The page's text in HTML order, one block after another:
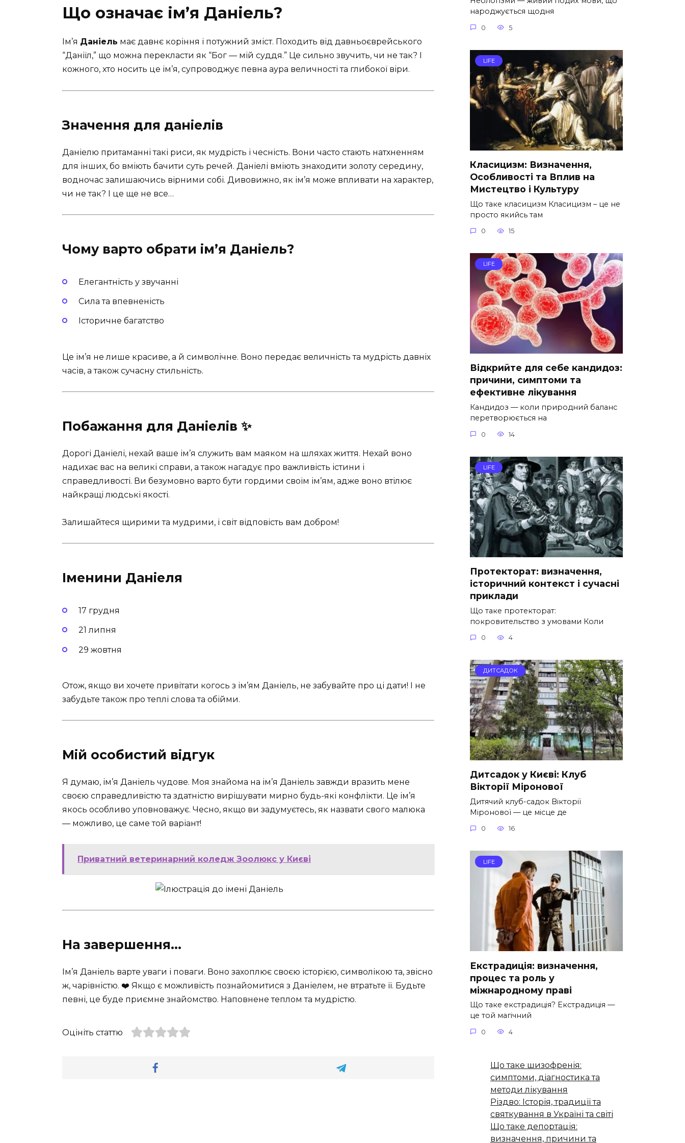
Що означає ім’я Даніель?
Ім’я Даніель має давнє коріння і потужний зміст. Походить від давньоєврейського
“Даніїл,” що можна перекласти як “Бог — мій суддя.” Це сильно звучить, чи не так? І
кожного, хто носить це ім’я, супроводжує певна аура величності та глибокої віри.
Значення для даніелів
Даніелю притаманні такі риси, як мудрість і чесність. Вони часто стають натхненням
для інших, бо вміють бачити суть речей. Даніелі вміють знаходити золоту середину,
водночас залишаючись вірними собі. Дивовижно, як ім’я може впливати на характер,
чи не так? І це ще не все…
Чому варто обрати ім’я Даніель?
Елегантність у звучанні
Сила та впевненість
Історичне багатство
Це ім’я не лише красиве, а й символічне. Воно передає величність та мудрість давніх
часів, а також сучасну стильність.
Побажання для Даніелів ✨
Дорогі Даніелі, нехай ваше ім’я служить вам маяком на шляхах життя. Нехай воно
надихає вас на великі справи, а також нагадує про важливість істини і
справедливості. Ви безумовно варто бути гордими своїм ім’ям, адже воно втілює
найкращі людські якості.
Залишайтеся щирими та мудрими, і світ відповість вам добром!
Іменини Даніеля
17 грудня
21 липня
29 жовтня
Отож, якщо ви хочете привітати когось з ім’ям Даніель, не забувайте про ці дати! І не
забудьте також про теплі слова та обійми.
Мій особистий відгук
Я думаю, ім’я Даніель чудове. Моя знайома на ім’я Даніель завжди вразить мене
своєю справедливістю та здатністю вирішувати мирно будь-які конфлікти. Це ім’я
якось особливо уповноважує. Чесно, якщо ви задумуєтесь, як назвати свого малюка
— можливо, це саме той варіант!
Приватний ветеринарний коледж Зоолюкс у Києві
На завершення…
Ім’я Даніель варте уваги і поваги. Воно захоплює своєю історією, символікою та, звісно
ж, чарівністю. ❤️ Якщо є можливість познайомитися з Даніелем, не втратьте її. Будьте
певні, це буде приємне знайомство. Наповнене теплом та мудрістю.
Оцініть статтю
народжується щодня
0 5
LIFE
Класицизм: Визначення,
Особливості та Вплив на
Мистецтво і Культуру
Що таке класицизм Класицизм – це не
просто якийсь там
0 15
LIFE
Відкрийте для себе кандидоз:
причини, симптоми та
ефективне лікування
Кандидоз — коли природний баланс
перетворюється на
0 14
LIFE
Протекторат: визначення,
історичний контекст і сучасні
приклади
Що таке протекторат:
покровительство з умовами Коли
0 4
ДИТСАДОК
Дитсадок у Києві: Клуб
Вікторії Міронової
Дитячий клуб-садок Вікторії
Міронової — це місце де
0 16
LIFE
Екстрадиція: визначення,
процес та роль у
міжнародному праві
Що таке екстрадиція? Екстрадиція —
це той магічний
0 4
Що таке шизофренія:
симптоми, діагностика та
методи лікування
Різдво: Історія, традиції та
святкування в Україні та світі
Що таке депортація:
визначення, причини та